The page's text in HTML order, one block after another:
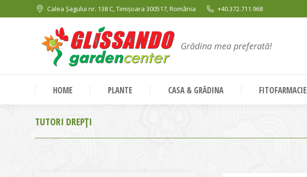
Calea Șagului nr. 138 C, Timișoara 300517, România +40.372.711.968
Grădina mea preferată!
HOME PLANTE CASA & GRĂDINA FITOFARMACIE
TUTORI DREPȚI